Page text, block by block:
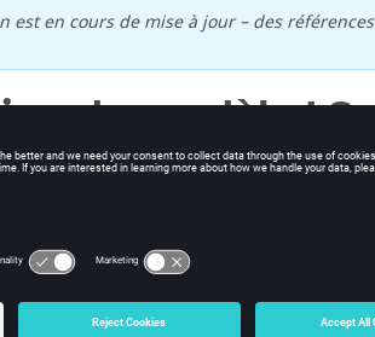
est en cours de mise à jour – des
du modèle LS
requise pour créer un modèle LS à
ferromagnétique (cycles d'hystérésis
Loss-Surface).